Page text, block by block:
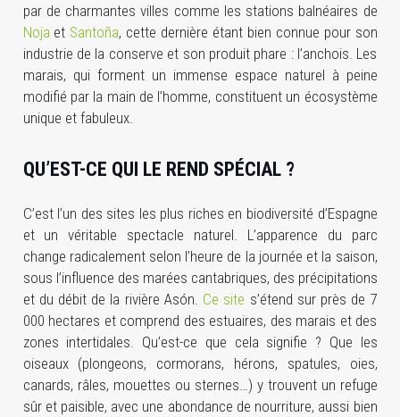
par de charmantes villes comme les stations balnéaires de
Noja et Santoña, cette dernière étant bien connue pour son
industrie de la conserve et son produit phare : l’anchois. Les
marais, qui forment un immense espace naturel à peine
modifié par la main de l’homme, constituent un écosystème
unique et fabuleux.
QU’EST-CE QUI LE REND SPÉCIAL ?
C’est l’un des sites les plus riches en biodiversité d’Espagne
et un véritable spectacle naturel. L’apparence du parc
change radicalement selon l’heure de la journée et la saison,
sous l’influence des marées cantabriques, des précipitations
et du débit de la rivière Asón. Ce site s’étend sur près de 7
000 hectares et comprend des estuaires, des marais et des
zones intertidales. Qu’est-ce que cela signifie ? Que les
oiseaux (plongeons, cormorans, hérons, spatules, oies,
canards, râles, mouettes ou sternes…) y trouvent un refuge
sûr et paisible, avec une abondance de nourriture, aussi bien